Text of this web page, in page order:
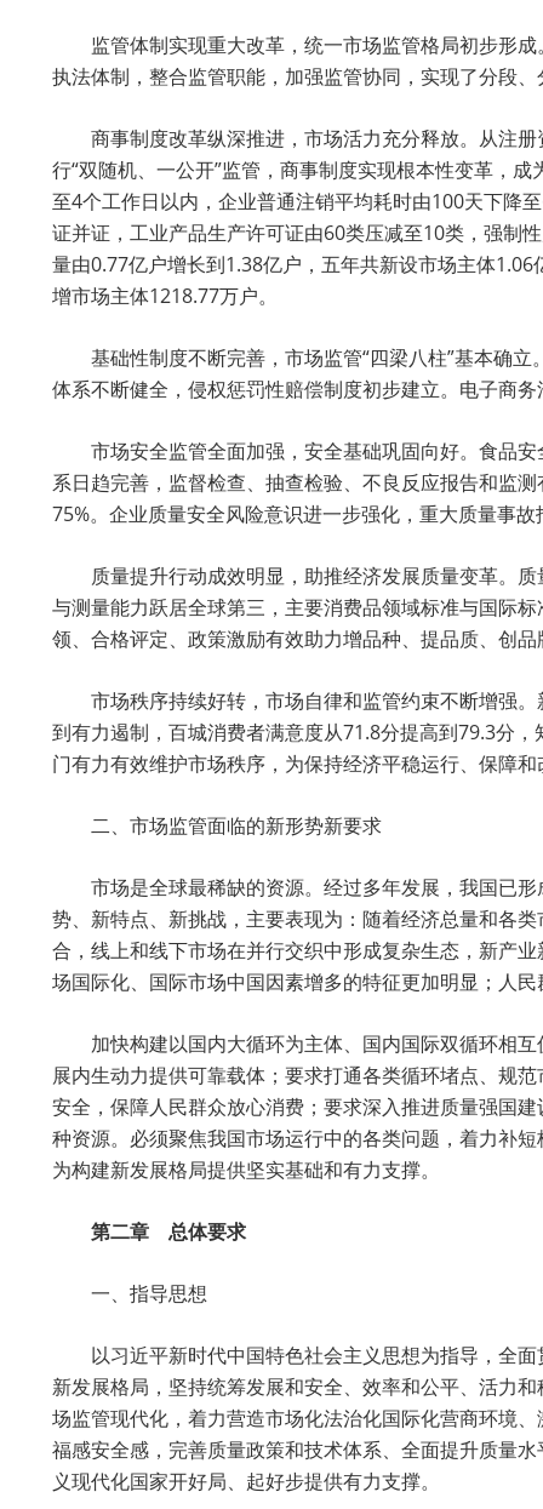
监管体制实现重大改革，统一市场监管格局初步形
执法体制，整合监管职能，加强监管协同，实现了分段
商事制度改革纵深推进，市场活力充分释放。从注
行“双随机、一公开”监管，商事制度实现根本性变革，
至4个工作日以内，企业普通注销平均耗时由100天下降
证并证，工业产品生产许可证由60类压减至10类，强制
量由0.77亿户增长到1.38亿户，五年共新设市场主体
增市场主体1218.77万户。
基础性制度不断完善，市场监管“四梁八柱”基本确
体系不断健全，侵权惩罚性赔偿制度初步建立。电子商
市场安全监管全面加强，安全基础巩固向好。食品
系日趋完善，监督检查、抽查检验、不良反应报告和监
75%。企业质量安全风险意识进一步强化，重大质量事
质量提升行动成效明显，助推经济发展质量变革。
与测量能力跃居全球第三，主要消费品领域标准与国际
领、合格评定、政策激励有效助力增品种、提品质、创
市场秩序持续好转，市场自律和监管约束不断增强
到有力遏制，百城消费者满意度从71.8分提高到79.3分
门有力有效维护市场秩序，为保持经济平稳运行、保障
二、市场监管面临的新形势新要求
市场是全球最稀缺的资源。经过多年发展，我国已
势、新特点、新挑战，主要表现为：随着经济总量和各
合，线上和线下市场在并行交织中形成复杂生态，新产
场国际化、国际市场中国因素增多的特征更加明显；人
加快构建以国内大循环为主体、国内国际双循环相
展内生动力提供可靠载体；要求打通各类循环堵点、规
安全，保障人民群众放心消费；要求深入推进质量强国
种资源。必须聚焦我国市场运行中的各类问题，着力补
为构建新发展格局提供坚实基础和有力支撑。
第二章 总体要求
一、指导思想
以习近平新时代中国特色社会主义思想为指导，全
新发展格局，坚持统筹发展和安全、效率和公平、活力
场监管现代化，着力营造市场化法治化国际化营商环境
福感安全感，完善质量政策和技术体系、全面提升质量
义现代化国家开好局、起好步提供有力支撑。